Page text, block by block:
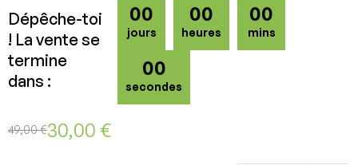
Dépêche-toi
! La vente se
termine
dans :
00
jours
00
heures
00
mins
00
secondes
49,00€30,00 €